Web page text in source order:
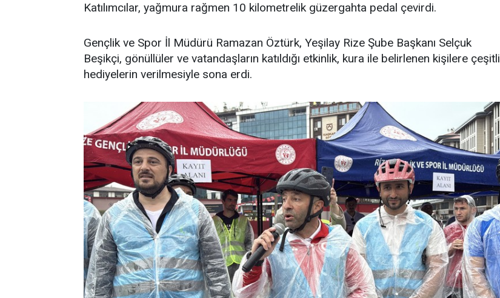
Katılımcılar, yağmura rağmen 10 kilometrelik güzergahta pedal çevirdi.
Gençlik ve Spor İl Müdürü Ramazan Öztürk, Yeşilay Rize Şube Başkanı Selçuk
Beşikçi, gönüllüler ve vatandaşların katıldığı etkinlik, kura ile belirlenen kişilere çeşitli
hediyelerin verilmesiyle sona erdi.